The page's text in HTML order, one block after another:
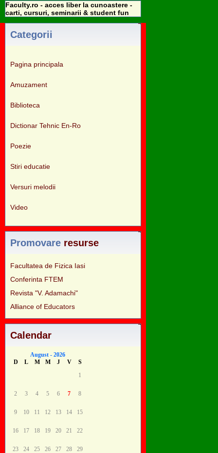
Faculty.ro - acces liber la cunoastere -
carti, cursuri, seminarii & student fun
Categorii
Pagina principala
Amuzament
Biblioteca
Dictionar Tehnic En-Ro
Poezie
Stiri educatie
Versuri melodii
Video
Promovare resurse
Facultatea de Fizica Iasi
Conferinta FTEM
Revista "V. Adamachi"
Alliance of Educators
Calendar
August - 2026
D
L M M J V
S
1
2 3 4 5 6 7 8
9 10 11 12 13 14 15
16 17 18 19 20 21 22
23 24 25 26 27 28 29